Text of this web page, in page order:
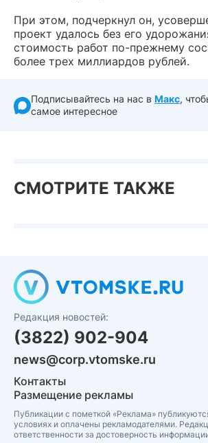
При этом, подчеркнул он,
проект удалось без его
стоимость работ по-прежнему
более трех миллиардов рублей.
Подписывайтесь на нас в Макс,
самое интересное
СМОТРИТЕ ТАКЖЕ
Редакция новостей:
(3822) 902-904
news@corp.vtomske.ru
Контакты
Размещение рекламы
Публикации с пометкой «Реклама»
условиях и оплачены рекламодателями.
ответственности за достоверность